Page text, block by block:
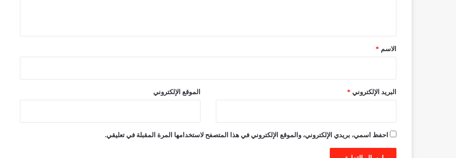
*الاسم *
البريد الإلكتروني * الموقع الإلكتروني
احفظ اسمي، بريدي الإلكتروني، والموقع الإلكتروني في هذا المتصفح لاستخدامها المرة المقبلة في تعليقي.